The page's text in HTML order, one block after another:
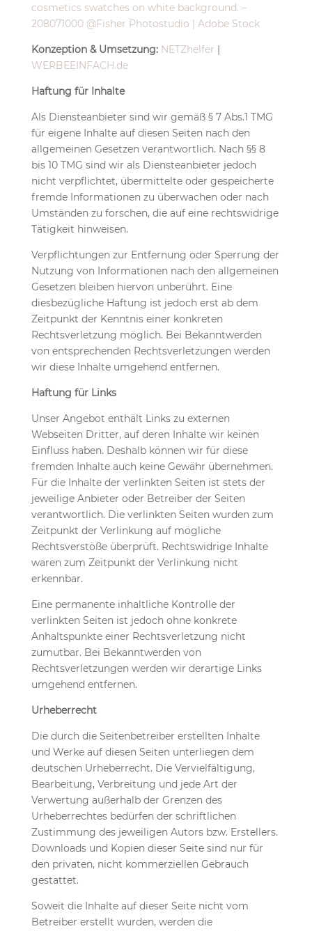
cosmetics swatches on white background. –
208071000 @Fisher Photostudio | Adobe Stock
Konzeption & Umsetzung: NETZhelfer |
WERBEEINFACH.de
Haftung für Inhalte
Als Diensteanbieter sind wir gemäß § 7 Abs.1 TMG
für eigene Inhalte auf diesen Seiten nach den
allgemeinen Gesetzen verantwortlich. Nach §§ 8
bis 10 TMG sind wir als Diensteanbieter jedoch
nicht verpflichtet, übermittelte oder gespeicherte
fremde Informationen zu überwachen oder nach
Umständen zu forschen, die auf eine rechtswidrige
Tätigkeit hinweisen.
Verpflichtungen zur Entfernung oder Sperrung der
Nutzung von Informationen nach den allgemeinen
Gesetzen bleiben hiervon unberührt. Eine
diesbezügliche Haftung ist jedoch erst ab dem
Zeitpunkt der Kenntnis einer konkreten
Rechtsverletzung möglich. Bei Bekanntwerden
von entsprechenden Rechtsverletzungen werden
wir diese Inhalte umgehend entfernen.
Haftung für Links
Unser Angebot enthält Links zu externen
Webseiten Dritter, auf deren Inhalte wir keinen
Einfluss haben. Deshalb können wir für diese
fremden Inhalte auch keine Gewähr übernehmen.
Für die Inhalte der verlinkten Seiten ist stets der
jeweilige Anbieter oder Betreiber der Seiten
verantwortlich. Die verlinkten Seiten wurden zum
Zeitpunkt der Verlinkung auf mögliche
Rechtsverstöße überprüft. Rechtswidrige Inhalte
waren zum Zeitpunkt der Verlinkung nicht
erkennbar.
Eine permanente inhaltliche Kontrolle der
verlinkten Seiten ist jedoch ohne konkrete
Anhaltspunkte einer Rechtsverletzung nicht
zumutbar. Bei Bekanntwerden von
Rechtsverletzungen werden wir derartige Links
umgehend entfernen.
Urheberrecht
Die durch die Seitenbetreiber erstellten Inhalte
und Werke auf diesen Seiten unterliegen dem
deutschen Urheberrecht. Die Vervielfältigung,
Bearbeitung, Verbreitung und jede Art der
Verwertung außerhalb der Grenzen des
Urheberrechtes bedürfen der schriftlichen
Zustimmung des jeweiligen Autors bzw. Erstellers.
Downloads und Kopien dieser Seite sind nur für
den privaten, nicht kommerziellen Gebrauch
gestattet.
Soweit die Inhalte auf dieser Seite nicht vom
Betreiber erstellt wurden, werden die